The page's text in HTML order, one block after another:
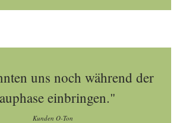
uns noch während der
einbringen."
Kunden O-Ton